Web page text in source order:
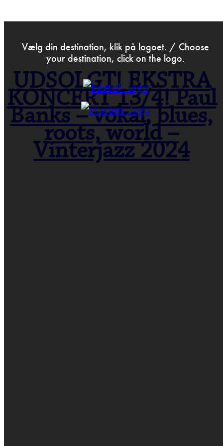
Vælg din destination, klik på logoet. / Choose
your destination, click on the logo.
UDSOLGT! EKSTRA
KONCERT 13/4! Paul
Banks – vokal, blues,
roots, world –
Vinterjazz 2024